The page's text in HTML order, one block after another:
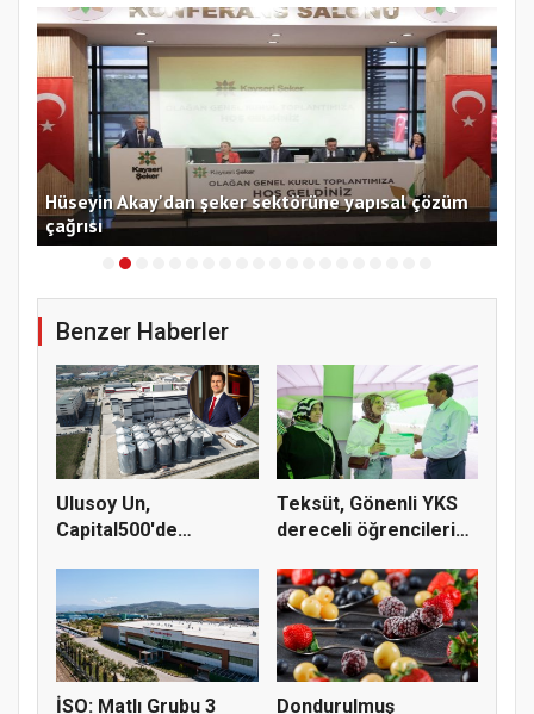
Hüseyin Akay'dan şeker sektörüne yapısal çözüm
çağrısı
Benzer Haberler
Ulusoy Un,
Capital500'de
Teksüt, Gönenli YKS
dereceli öğrencileri
İSO: Matlı Grubu 3
Dondurulmuş